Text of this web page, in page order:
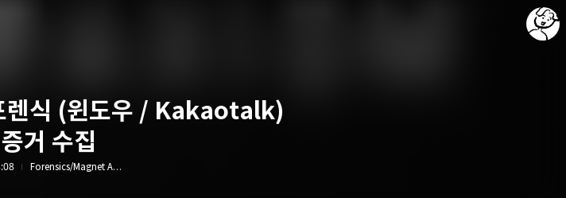
식 (윈도우 / Kakaotalk)
거 수집
Forensics/Magnet AXIOM